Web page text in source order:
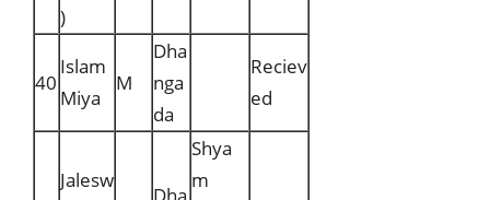
)
40
Islam
Miya
M
Dha
nga
da
Reciev
ed
Jalesw
Shya
m